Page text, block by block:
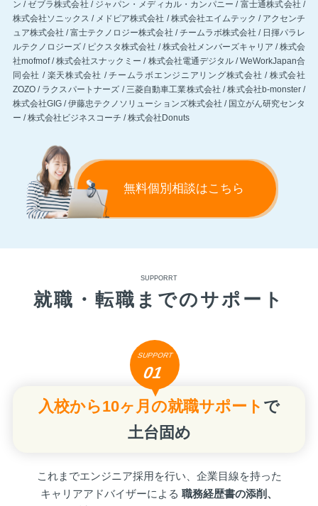
ン / ゼブラ株式会社 / ジャパン・メディカル・カンパニー / 富士通株式会社 /
株式会社ソニックス / メドピア株式会社 / 株式会社エイムテック / アクセンチ
ュア株式会社 / 富士テクノロジー株式会社 / チームラボ株式会社 / 日揮パラレ
ルテクノロジーズ / ピクスタ株式会社 / 株式会社メンバーズキャリア / 株式会
社mofmof / 株式会社スナックミー / 株式会社電通デジタル / WeWorkJapan合
同会社 / 楽天株式会社 / チームラボエンジニアリング株式会社 / 株式会社
ZOZO / ラクスパートナーズ / 三菱自動車工業株式会社 / 株式会社b-monster /
株式会社GIG / 伊藤忠テクノソリューションズ株式会社 / 国立がん研究センタ
ー / 株式会社ビジネスコーチ / 株式会社Donuts
無料個別相談はこちら
SUPPORRT
就職・転職までのサポート
SUPPORT
01
入校から10ヶ月の就職サポート で
土台固め
これまでエンジニア採用を行い、企業目線を持った
キャリアアドバイザーによる 職務経歴書の添削、